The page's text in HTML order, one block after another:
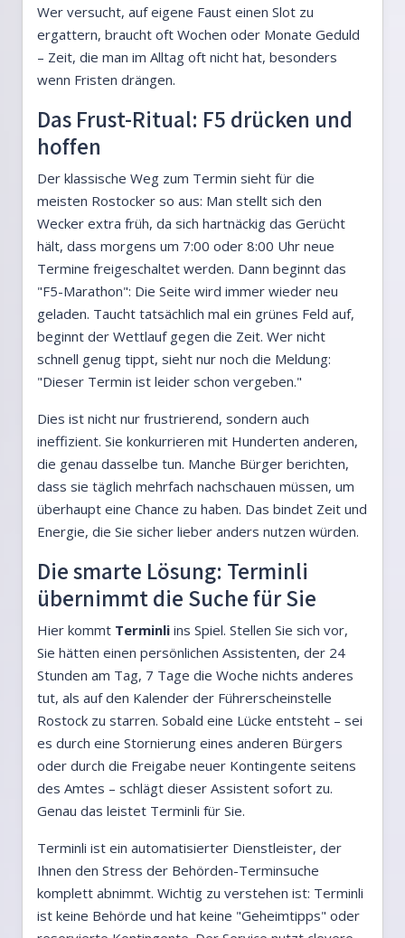
Wer versucht, auf eigene Faust einen Slot zu
ergattern, braucht oft Wochen oder Monate Geduld
– Zeit, die man im Alltag oft nicht hat, besonders
wenn Fristen drängen.
Das Frust-Ritual: F5 drücken und
hoffen
Der klassische Weg zum Termin sieht für die
meisten Rostocker so aus: Man stellt sich den
Wecker extra früh, da sich hartnäckig das Gerücht
hält, dass morgens um 7:00 oder 8:00 Uhr neue
Termine freigeschaltet werden. Dann beginnt das
"F5-Marathon": Die Seite wird immer wieder neu
geladen. Taucht tatsächlich mal ein grünes Feld auf,
beginnt der Wettlauf gegen die Zeit. Wer nicht
schnell genug tippt, sieht nur noch die Meldung:
"Dieser Termin ist leider schon vergeben."
Dies ist nicht nur frustrierend, sondern auch
ineffizient. Sie konkurrieren mit Hunderten anderen,
die genau dasselbe tun. Manche Bürger berichten,
dass sie täglich mehrfach nachschauen müssen, um
überhaupt eine Chance zu haben. Das bindet Zeit und
Energie, die Sie sicher lieber anders nutzen würden.
Die smarte Lösung: Terminli
übernimmt die Suche für Sie
Hier kommt Terminli ins Spiel. Stellen Sie sich vor,
Sie hätten einen persönlichen Assistenten, der 24
Stunden am Tag, 7 Tage die Woche nichts anderes
tut, als auf den Kalender der Führerscheinstelle
Rostock zu starren. Sobald eine Lücke entsteht – sei
es durch eine Stornierung eines anderen Bürgers
oder durch die Freigabe neuer Kontingente seitens
des Amtes – schlägt dieser Assistent sofort zu.
Genau das leistet Terminli für Sie.
Terminli ist ein automatisierter Dienstleister, der
Ihnen den Stress der Behörden-Terminsuche
komplett abnimmt. Wichtig zu verstehen ist: Terminli
ist keine Behörde und hat keine "Geheimtipps" oder